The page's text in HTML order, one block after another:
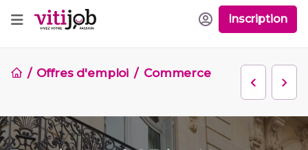
Inscription
Offres d'emploi Commerce